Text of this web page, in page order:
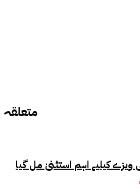
متعلقہ
ویزے کیلیے اہم استثنیٰ مل گیا